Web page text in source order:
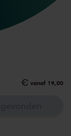
vanaf 19,00